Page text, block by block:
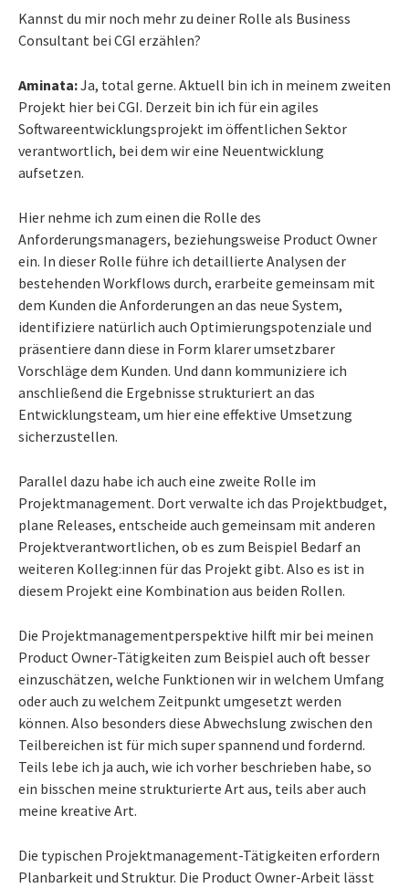
Kannst du mir noch mehr zu deiner Rolle als Business
Consultant bei CGI erzählen?
Aminata:Ja, total gerne. Aktuell bin ich in meinem zweiten
Projekt hier bei CGI. Derzeit bin ich für ein agiles
Softwareentwicklungsprojekt im öffentlichen Sektor
verantwortlich, bei dem wir eine Neuentwicklung
aufsetzen.
Hier nehme ich zum einen die Rolle des
Anforderungsmanagers, beziehungsweise Product Owner
ein. In dieser Rolle führe ich detaillierte Analysen der
bestehenden Workflows durch, erarbeite gemeinsam mit
dem Kunden die Anforderungen an das neue System,
identifiziere natürlich auch Optimierungspotenziale und
präsentiere dann diese in Form klarer umsetzbarer
Vorschläge dem Kunden. Und dann kommuniziere ich
anschließend die Ergebnisse strukturiert an das
Entwicklungsteam, um hier eine effektive Umsetzung
sicherzustellen.
Parallel dazu habe ich auch eine zweite Rolle im
Projektmanagement. Dort verwalte ich das Projektbudget,
plane Releases, entscheide auch gemeinsam mit anderen
Projektverantwortlichen, ob es zum Beispiel Bedarf an
weiteren Kolleg:innen für das Projekt gibt. Also es ist in
diesem Projekt eine Kombination aus beiden Rollen.
Die Projektmanagementperspektive hilft mir bei meinen
Product Owner-Tätigkeiten zum Beispiel auch oft besser
einzuschätzen, welche Funktionen wir in welchem Umfang
oder auch zu welchem Zeitpunkt umgesetzt werden
können. Also besonders diese Abwechslung zwischen den
Teilbereichen ist für mich super spannend und fordernd.
Teils lebe ich ja auch, wie ich vorher beschrieben habe, so
ein bisschen meine strukturierte Art aus, teils aber auch
meine kreative Art.
Die typischen Projektmanagement-Tätigkeiten erfordern
Planbarkeit und Struktur. Die Product Owner-Arbeit lässt